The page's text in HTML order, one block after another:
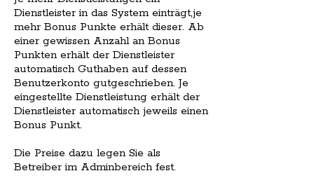
Dienstleister in das System einträgt,je
mehr Bonus Punkte erhält dieser. Ab
einer gewissen Anzahl an Bonus
Punkten erhält der Dienstleister
automatisch Guthaben auf dessen
Benutzerkonto gutgeschrieben. Je
eingestellte Dienstleistung erhält der
Dienstleister automatisch jeweils einen
Bonus Punkt.
Die Preise dazu legen Sie als
Betreiber im Adminbereich fest.